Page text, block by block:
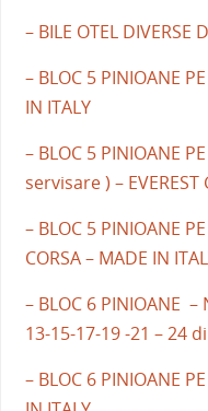
– BILE OTEL DIVERSE
– BLOC 5 PINIOANE
IN ITALY
– BLOC 5 PINIOANE
servisare ) – EVEREST
– BLOC 5 PINIOANE
CORSA – MADE IN
– BLOC 6 PINIOANE
13-15-17-19 -21 – 24
– BLOC 6 PINIOANE